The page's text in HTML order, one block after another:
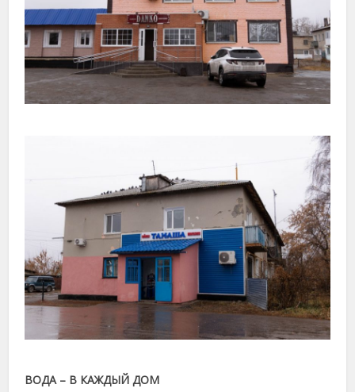
ВОДА – В КАЖДЫЙ ДОМ